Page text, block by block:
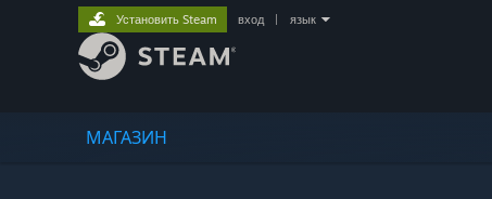
МАГАЗИН
Установить Steam вход язык